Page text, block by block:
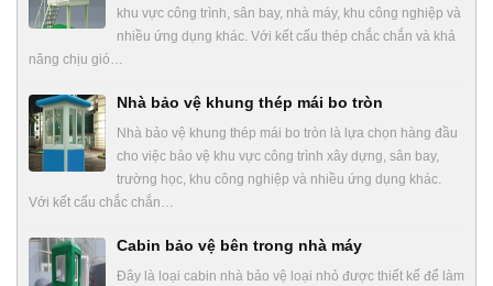
khu vực công trình, sân bay, nhà máy, khu công nghiệp và
nhiều ứng dụng khác. Với kết cấu thép chắc chắn và khả
năng chịu gió…
Nhà bảo vệ khung thép mái bo tròn
Nhà bảo vệ khung thép mái bo tròn là lựa chọn hàng đầu
cho việc bảo vệ khu vực công trình xây dựng, sân bay,
trường học, khu công nghiệp và nhiều ứng dụng khác.
Với kết cấu chắc chắn…
Cabin bảo vệ bên trong nhà máy
Đây là loại cabin nhà bảo vệ loại nhỏ được thiết kế để làm